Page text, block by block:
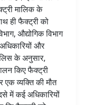
मालिक के
ही फैक्ट्री को
औद्योगिक विभाग
और
के अनुसार,
किए फैक्ट्री
व्यक्ति की मौत
में कई अधिकारियों